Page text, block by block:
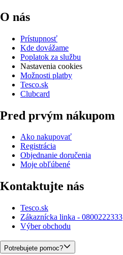
O nás
Prístupnosť
Kde dovážame
Poplatok za službu
Nastavenia cookies
Možnosti platby
Tesco.sk
Clubcard
Pred prvým nákupom
Ako nakupovať
Registrácia
Objednanie doručenia
Moje obľúbené
Kontaktujte nás
Tesco.sk
Zákaznícka linka - 0800222333
Výber obchodu
Potrebujete pomoc?